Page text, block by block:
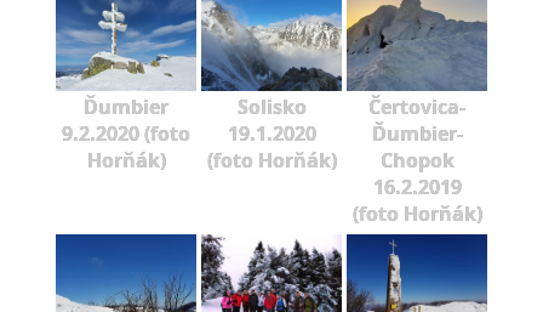
Ďumbier
9.2.2020 (foto
Horňák)
Solisko
19.1.2020
(foto Horňák)
Čertovica-
Ďumbier-
Chopok
16.2.2019
(foto Horňák)